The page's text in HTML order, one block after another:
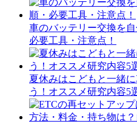
車のバッテリー交換を
必要工具・注意点！
夏休みはこどもと一緒
う！オススメ研究内容5